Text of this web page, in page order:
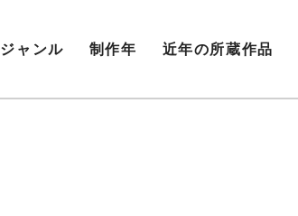
ジャンル 制作年 近年の所蔵作品